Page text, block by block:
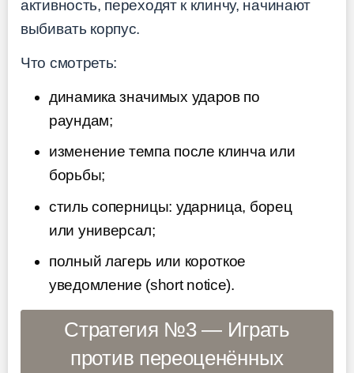
активность, переходят к клинчу, начинают
выбивать корпус.
Что смотреть:
динамика значимых ударов по
раундам;
изменение темпа после клинча или
борьбы;
стиль соперницы: ударница, борец
или универсал;
полный лагерь или короткое
уведомление (short notice).
Стратегия №3 — Играть
против переоценённых